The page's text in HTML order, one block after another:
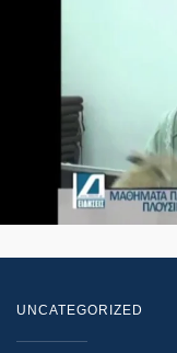
UNCATEGORIZED